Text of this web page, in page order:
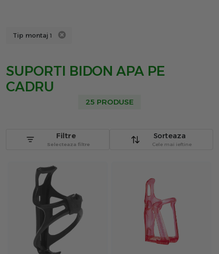
Tip montaj 1
SUPORTI BIDON APA PE
CADRU
25 PRODUSE
Sorteaza
Cele mai ieftine
Filtre
Selecteaza filtre